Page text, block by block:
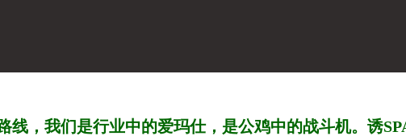
，我们是行业中的爱玛仕，是公鸡中的战斗机。诱